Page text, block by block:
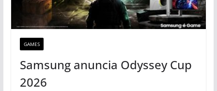
GAMES
Samsung anuncia Odyssey Cup
2026